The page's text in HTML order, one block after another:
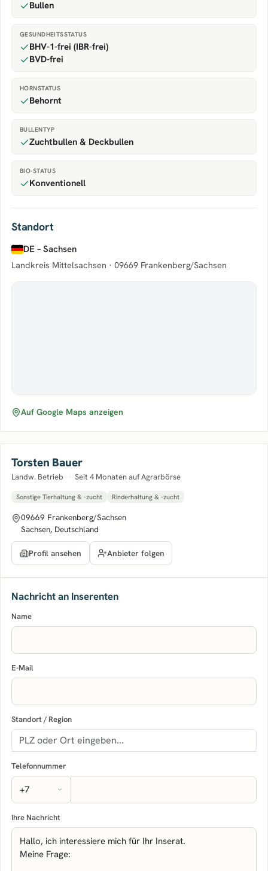
Bullen
GESUNDHEITSSTATUS
BHV-1-frei (IBR-frei)
BVD-frei
HORNSTATUS
Behornt
BULLENTYP
Zuchtbullen & Deckbullen
BIO-STATUS
Konventionell
Standort
DE – Sachsen
Landkreis Mittelsachsen · 09669 Frankenberg/Sachsen
Auf Google Maps anzeigen
Torsten Bauer
Landw. Betrieb · Seit 4 Monaten auf Agrarbörse
Sonstige Tierhaltung & -zucht Rinderhaltung & -zucht
09669 Frankenberg/Sachsen
Sachsen, Deutschland
Profil ansehen Anbieter folgen
Nachricht an Inserenten
Name
E-Mail
Standort / Region
Telefonnummer
Ihre Nachricht